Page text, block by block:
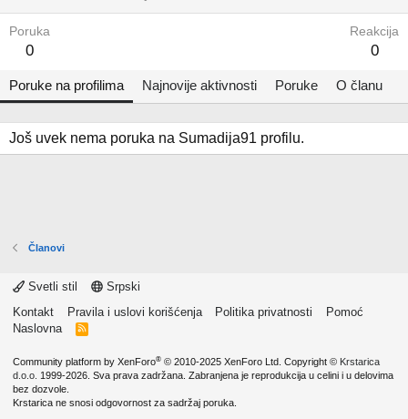
Poruka
0
Reakcija
0
Poruke na profilima Najnovije aktivnosti Poruke O članu
Još uvek nema poruka na Sumadija91 profilu.
Članovi
Svetli stil
Srpski
Kontakt
Pravila i uslovi korišćenja Politika privatnosti
Pomoć
Naslovna
R
Community platform by XenForo® © 2010-2025 XenForo Ltd. Copyright © Krstarica
d.o.o. 1999-2026. Sva prava zadržana. Zabranjena je reprodukcija u celini i u delovima
bez dozvole.
Krstarica ne snosi odgovornost za sadržaj poruka.